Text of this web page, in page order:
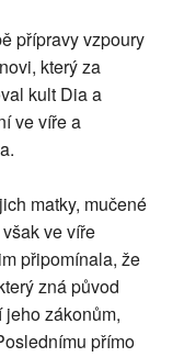
přípravy vzpoury
který za
kult Dia a
ve víře a
matky, mučené
ve víře
připomínala, že
zná původ
zákonům,
přímo